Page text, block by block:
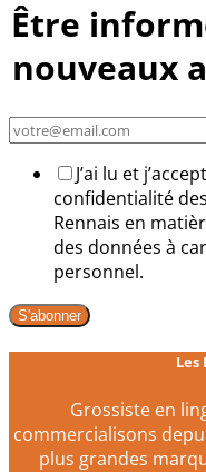
Être
nouveaux
J’ai lu et
confidentialité
Rennais en
des données à
personnel.
S'abonner
Les
Grossiste en
commercialisons
plus grandes